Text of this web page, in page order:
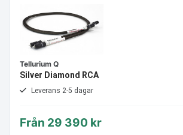
Tellurium Q
Silver Diamond RCA
Leverans 2-5 dagar
Från 29 390 kr